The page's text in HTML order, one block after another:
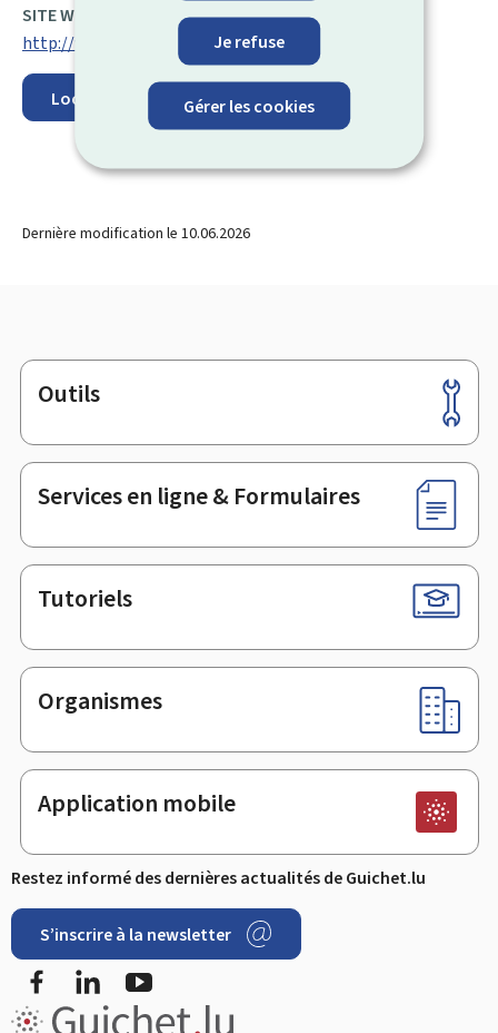
Je refuse
Gérer les cookies
SITE WEB :
http://www.fns.lu/
Localisez sur la carte
Dernière modification le 10.06.2026
Pied
de
page
Outils
Services en ligne & Formulaires
Tutoriels
Organismes
Application mobile
Restez informé des dernières actualités de Guichet.lu
S’inscrire à la newsletter
FacebookLinkedIn